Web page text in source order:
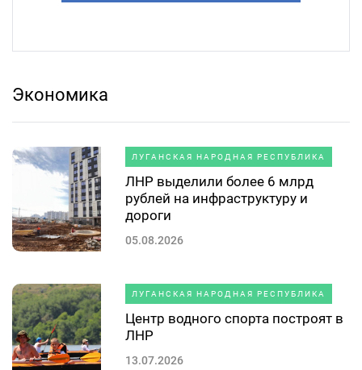
Экономика
ЛУГАНСКАЯ НАРОДНАЯ РЕСПУБЛИКА
ЛНР выделили более 6 млрд
рублей на инфраструктуру и
дороги
05.08.2026
ЛУГАНСКАЯ НАРОДНАЯ РЕСПУБЛИКА
Центр водного спорта построят в
ЛНР
13.07.2026